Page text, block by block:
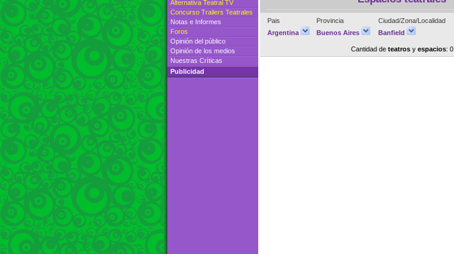
Alternativa Teatral TV
Concurso Trailers Teatrales
Notas e Informes
Foros
Opinión del público
Opinión de los medios
Nuestras Críticas
Publicidad
Pais Provincia Ciudad/Zona/Localidad
Argentina
Buenos Aires Banfield
Cantidad de teatrosy espacios: 0